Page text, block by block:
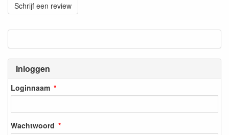
Inloggen
Loginnaam
Wachtwoord
Schrijf een review